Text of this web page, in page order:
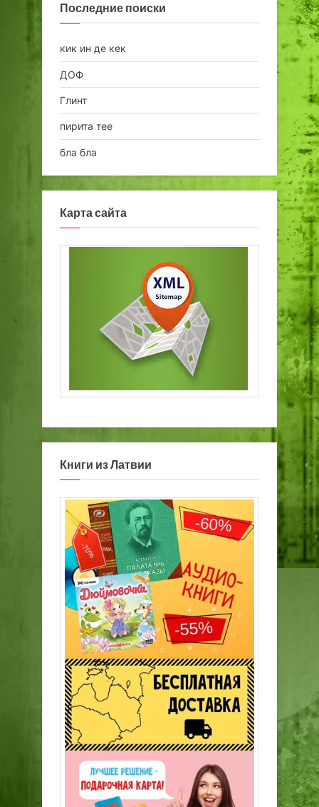
Последние поиски
кик ин де кек
ДОФ
Глинт
пирита тее
бла бла
Карта сайта
Книги из Латвии